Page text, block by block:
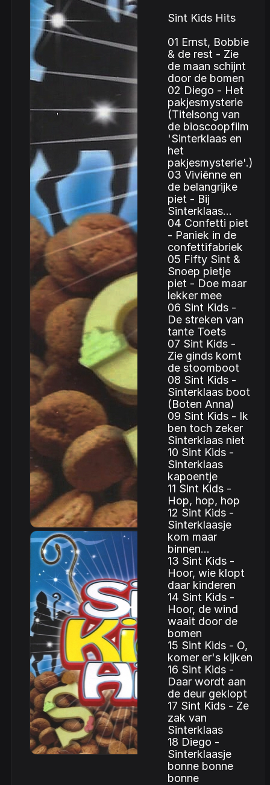
Sint Kids Hits
01 Ernst, Bobbie
& de rest - Zie
de maan schijnt
door de bomen
02 Diego - Het
pakjesmysterie
(Titelsong van
de bioscoopfilm
'Sinterklaas en
het
pakjesmysterie'.)
03 Viviënne en
de belangrijke
piet - Bij
Sinterklaas...
04 Confetti piet
- Paniek in de
confettifabriek
05 Fifty Sint &
Snoep pietje
piet - Doe maar
lekker mee
06 Sint Kids -
De streken van
tante Toets
07 Sint Kids -
Zie ginds komt
de stoomboot
08 Sint Kids -
Sinterklaas boot
(Boten Anna)
09 Sint Kids - Ik
ben toch zeker
Sinterklaas niet
10 Sint Kids -
Sinterklaas
kapoentje
11 Sint Kids -
Hop, hop, hop
12 Sint Kids -
Sinterklaasje
kom maar
binnen...
13 Sint Kids -
Hoor, wie klopt
daar kinderen
14 Sint Kids -
Hoor, de wind
waait door de
bomen
15 Sint Kids - O,
komer er's kijken
16 Sint Kids -
Daar wordt aan
de deur geklopt
17 Sint Kids - Ze
zak van
Sinterklaas
18 Diego -
Sinterklaasje
bonne bonne
bonne